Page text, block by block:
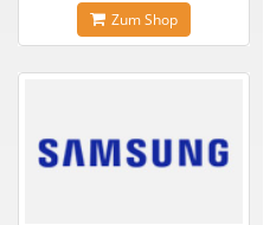
Zum Shop